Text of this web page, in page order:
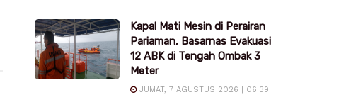
Kapal Mati Mesin di Perairan
Pariaman, Basarnas Evakuasi
12 ABK di Tengah Ombak 3
Meter
JUMAT, 7 AGUSTUS 2026 | 06:39